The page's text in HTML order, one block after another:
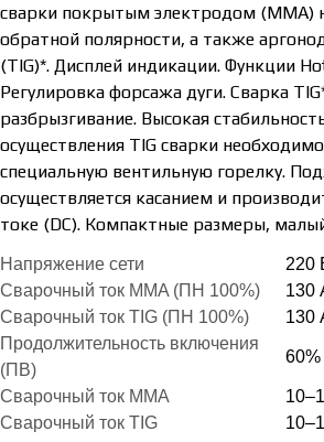
сварки покрытым электродом (MMA)
обратной полярности, а также
(TIG)*. Дисплей индикации. Функции
Регулировка форсажа дуги. Сварка
разбрызгивание. Высокая
осуществления TIG сварки
специальную вентильную горелку.
осуществляется касанием и
токе (DC). Компактные размеры,
Напряжение сети
220
Сварочный ток MMA (ПН 100%)
130
Сварочный ток TIG (ПН 100%)
130
Продолжительность включения
(ПВ)
60%
Сварочный ток MMA
Сварочный ток TIG